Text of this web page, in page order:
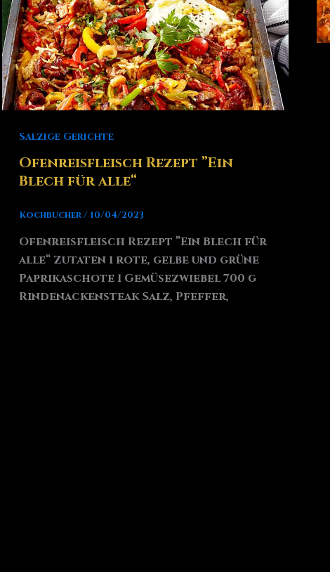
Salzige Gerichte
Ofenreisfleisch Rezept ”Ein
Blech für alle“
Kochbucher/ 10/04/2023
Ofenreisfleisch Rezept ”Ein Blech für
alle“ Zutaten 1 rote, gelbe und grüne
Paprikaschote 1 Gemüsezwiebel 700 g
Rindenackensteak Salz, Pfeffer,